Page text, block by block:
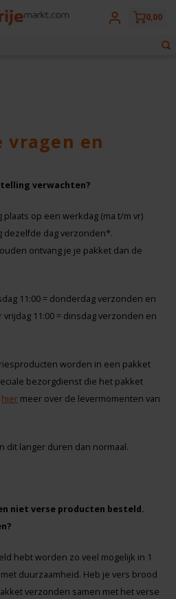
0,00
vragen en
verwachten?
op een werkdag (ma t/m vr)
dezelfde dag verzonden*.
ontvang je je pakket dan de
11:00 = donderdag verzonden en
11:00 = dinsdag verzonden en
worden in een pakket
bezorgdienst die het pakket
hier meer over de levermomenten van
dit langer duren dan normaal.
niet verse producten besteld.
hebt worden zo veel mogelijk in 1
duurzaamheid. Heb je vers brood
verzonden samen met het verse